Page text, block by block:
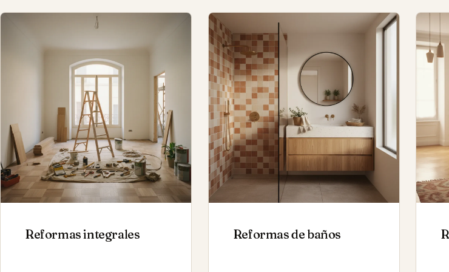
Reformas integrales Reformas de baños